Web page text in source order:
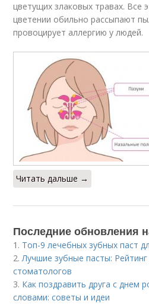
цветущих злаковых травах. Все
цветении обильно рассыпают
провоцирует аллергию у людей.
Читать дальше →
Последние обновления
1. Топ-9 лечебных зубных паст
2.Лучшие зубные пасты:
стоматологов
3. Как поздравить друга с днем
словами: советы и идеи